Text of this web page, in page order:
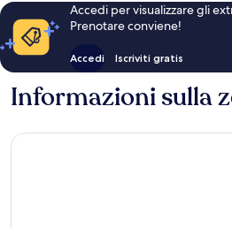
Accedi per visualizzare gli
Prenotare conviene!
Accedi Iscriviti gratis
Informazioni sulla